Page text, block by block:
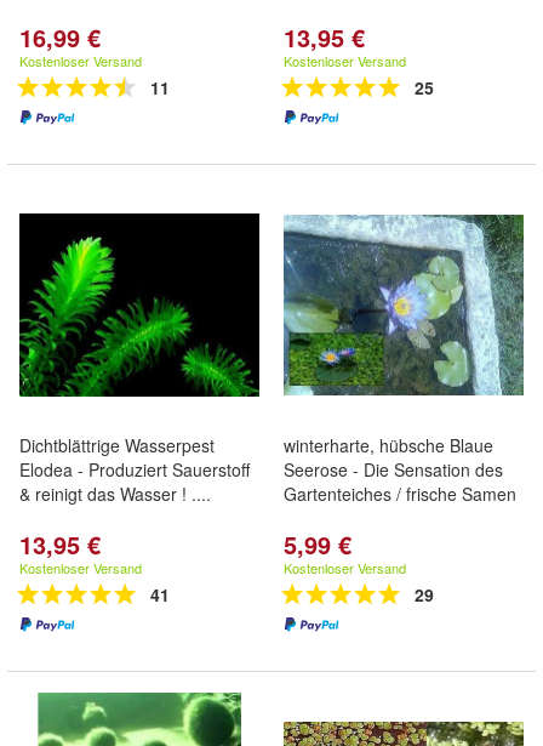
16,99 €
Kostenloser Versand
11
13,95 €
Kostenloser Versand
25
Dichtblättrige Wasserpest
Elodea - Produziert Sauerstoff
& reinigt das Wasser ! ....
13,95 €
Kostenloser Versand
41
winterharte, hübsche Blaue
Seerose - Die Sensation des
Gartenteiches / frische Samen
5,99 €
Kostenloser Versand
29